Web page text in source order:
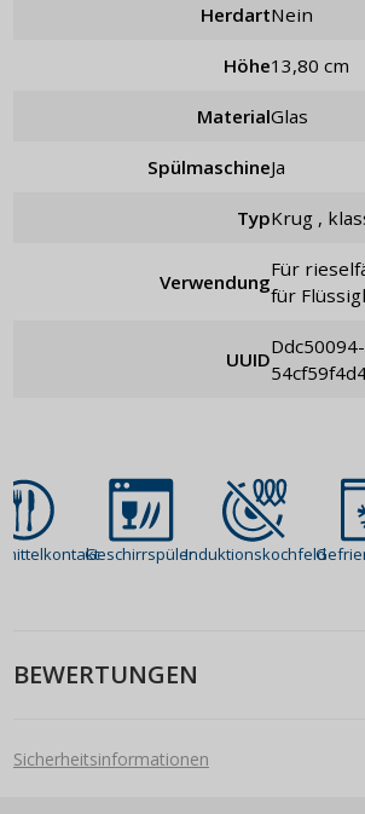
Herdart Nein
Höhe 13,80 cm
Material Glas
Spülmaschine Ja
Typ Krug ,
Verwendung
für rieselfähige Produkte ,
für
UUID
ddc50094-72a6-4aab-8737-
GeschirrspülerInduktionskochfeld
BEWERTUNGEN
Sicherheitsinformationen